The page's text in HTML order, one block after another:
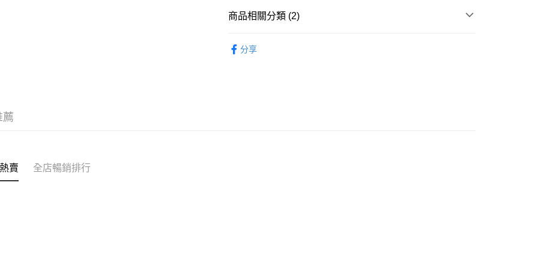
送貨方式
每筆HK$50.00，滿HK$499.00或以上免運費
商品相關分類 (2)
分享
薦
賣 全店暢銷排行